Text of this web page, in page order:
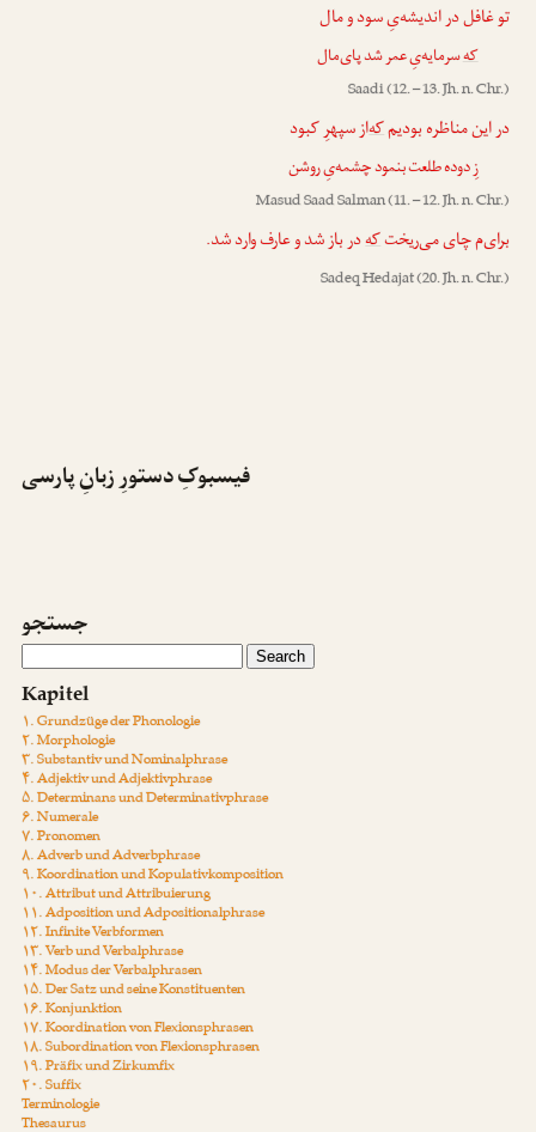
تو غافل در اندیشه‌یِ سود و مال
کهسرمایه‌یِ عمر شد پای‌مال
Saadi(12. – 13. Jh. n. Chr.)
در این مناظره بودیمکه‌از سپهرِ کبود
زِ دوده طلعت بنمود چشمه‌یِ روشن
Masud Saad Salman(11. – 12. Jh. n. Chr.)
برای‌م چای می‌ریختکهدر باز شد و عارف وارد شد.
Sadeq Hedajat(20. Jh. n. Chr.)
فیسبوکِ دستورِ زبانِ پارسی
جستجو
Kapitel
۱. Grundzüge der Phonologie
۲. Morphologie
۳. Substantiv und Nominalphrase
۴. Adjektiv und Adjektivphrase
۵. Determinans und Determinativphrase
۶. Numerale
۷. Pronomen
۸. Adverb und Adverbphrase
۹. Koordination und Kopulativkomposition
۱۰. Attribut und Attribuierung
۱۱. Adposition und Adpositionalphrase
۱۲. Infinite Verbformen
۱۳. Verb und Verbalphrase
۱۴. Modus der Verbalphrasen
۱۵. Der Satz und seine Konstituenten
۱۶. Konjunktion
۱۷. Koordination von Flexionsphrasen
۱۸. Subordination von Flexionsphrasen
۱۹. Präfix und Zirkumfix
۲۰. Suffix
Terminologie